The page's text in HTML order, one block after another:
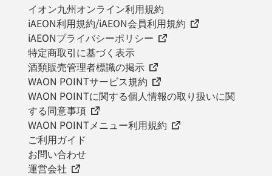
イオン九州オンライン利用規約
iAEON利用規約/iAEON会員利用規約
iAEONプライバシーポリシー
特定商取引に基づく表示
酒類販売管理者標識の掲示
WAON POINTサービス規約
WAON POINTに関する個人情報の取り扱いに関
する同意事項
WAON POINTメニュー利用規約
ご利用ガイド
お問い合わせ
運営会社